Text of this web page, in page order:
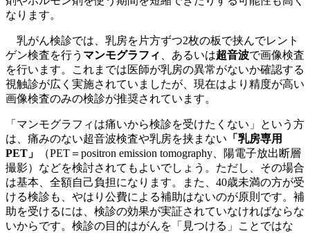
なります。
乳がん検診では、乳房を片方ずつ2枚の板で挟んでレント
ゲン検査を行う マンモグラフィ 、あるいは超音波で画像検査
を行います。これまでは医師が乳房の異常がないか確認する
視触診が広く実施されていましたが、現在はより精度が高い
画像検査のみの検診が推奨されています。
「マンモグラフィは痛いから検診を受けたくない」という方
は、痛みのない超音波検査や乳房を挟まない 「乳房専用
PET」
（PET＝positron emission tomography、陽電子放出断層
撮影）などを検討されてもよいでしょう。ただし、その場合
は基本、全額自己負担になります。また、40歳未満の方が受
ける検診も、やはり公費による補助はないのが原則です。補
助を受けるには、検診の効果が実証されていなければならな
いからです。検診の目的はがんを「見つける」ことではな